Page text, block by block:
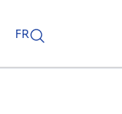
FR